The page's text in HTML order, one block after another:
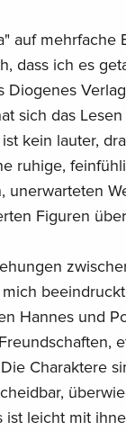
auf mehrfache
dass ich es
Diogenes
sich das
kein lauter,
ruhige,
unerwarteten
Figuren
Hannes und
Charaktere
ist leicht mit